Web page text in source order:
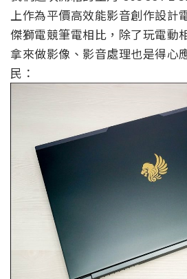
上作為平價高效能影音創作設計
傑獅電競筆電相比，除了玩電動
拿來做影像、影音處理也是得心
民：